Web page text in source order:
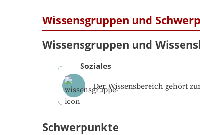
Wissensgruppen und
Wissensgruppen und
Soziales
Der Wissensbereich gehört
Schwerpunkte